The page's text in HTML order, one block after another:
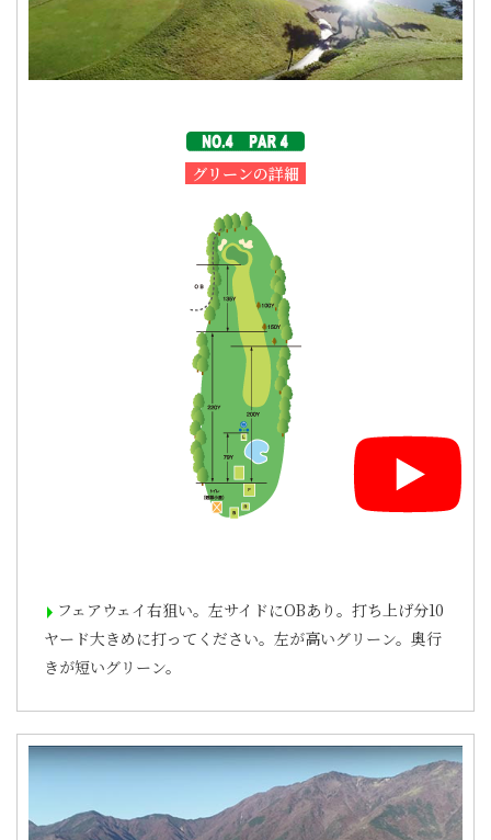
グリーンの詳細
フェアウェイ右狙い。左サイドにOBあり。打ち上げ分10
ヤード大きめに打ってください。左が高いグリーン。奥行
きが短いグリーン。